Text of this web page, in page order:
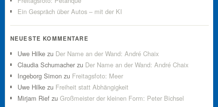
Ein Gespräch über Autos – mit der KI
NEUESTE KOMMENTARE
Uwe Hilke zu Der Name an der Wand: André Chaix
Claudia Schumacher zu Der Name an der Wand: André Chaix
Ingeborg Simon zu Freitagsfoto: Meer
Uwe Hilke zu Freiheit statt Abhängigkeit
Mirjam Rief zu Großmeister der kleinen Form: Peter Bichsel